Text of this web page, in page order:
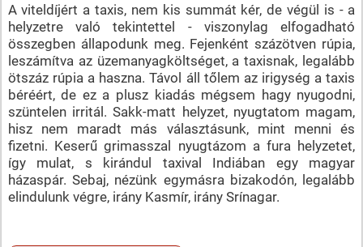
A viteldíjért a taxis, nem kis summát kér, de végül is - a
helyzetre való tekintettel - viszonylag elfogadható
összegben állapodunk meg. Fejenként százötven rúpia,
leszámítva az üzemanyagköltséget, a taxisnak, legalább
ötszáz rúpia a haszna. Távol áll tőlem az irigység a taxis
béréért, de ez a plusz kiadás mégsem hagy nyugodni,
szüntelen irritál. Sakk-matt helyzet, nyugtatom magam,
hisz nem maradt más választásunk, mint menni és
fizetni. Keserű grimasszal nyugtázom a fura helyzetet,
így mulat, s kirándul taxival Indiában egy magyar
házaspár. Sebaj, nézünk egymásra bizakodón, legalább
elindulunk végre, irány Kasmír, irány Srínagar.